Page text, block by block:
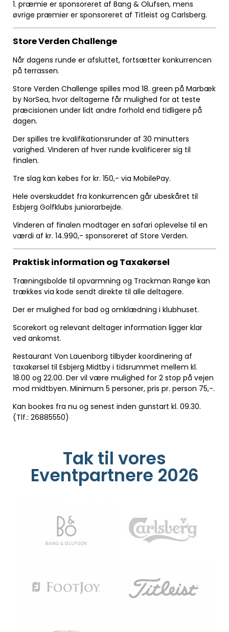
1. præmie er sponsoreret af Bang & Olufsen, mens
øvrige præmier er sponsoreret af Titleist og Carlsberg.
Store Verden Challenge
Når dagens runde er afsluttet, fortsætter konkurrencen
på terrassen.
Store Verden Challenge spilles mod 18. green på Marbæk
by NorSea, hvor deltagerne får mulighed for at teste
præcisionen under lidt andre forhold end tidligere på
dagen.
Der spilles tre kvalifikationsrunder af 30 minutters
varighed. Vinderen af hver runde kvalificerer sig til
finalen.
Tre slag kan købes for kr. 150,- via MobilePay.
Hele overskuddet fra konkurrencen går ubeskåret til
Esbjerg Golfklubs juniorarbejde.
Vinderen af finalen modtager en safari oplevelse til en
værdi af kr. 14.990,- sponsoreret af Store Verden.
Praktisk information og Taxakørsel
Træningsbolde til opvarmning og Trackman Range kan
trækkes via kode sendt direkte til alle deltagere.
Der er mulighed for bad og omklædning i klubhuset.
Scorekort og relevant deltager information ligger klar
ved ankomst.
Restaurant Von Lauenborg tilbyder koordinering af
taxakørsel til Esbjerg Midtby i tidsrummet mellem kl.
18.00 og 22.00. Der vil være mulighed for 2 stop på vejen
mod midtbyen. Minimum 5 personer, pris pr. person 75,-.
Kan bookes fra nu og senest inden gunstart kl. 09.30.
(Tlf.: 26885550)
Tak til vores
Eventpartnere 2026